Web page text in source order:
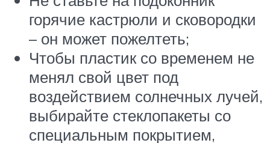
горячие кастрюли и сковородки
– он может пожелтеть;
Чтобы пластик со временем не
менял свой цвет под
воздействием солнечных лучей,
выбирайте стеклопакеты со
специальным покрытием,